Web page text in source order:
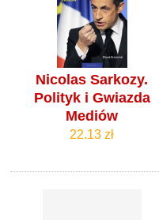
Nicolas Sarkozy.
Polityk i Gwiazda
Mediów
22.13 zł